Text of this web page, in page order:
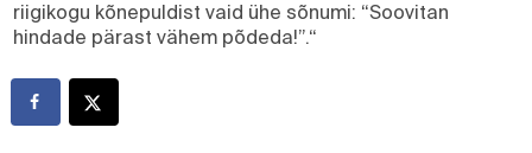
riigikogu kõnepuldist vaid ühe sõnumi: “Soovitan
hindade pärast vähem põdeda!”.“